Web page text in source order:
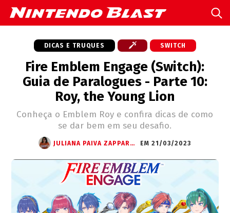
DICAS E TRUQUES SWITCH
Fire Emblem Engage (Switch):
Guia de Paralogues - Parte 10:
Roy, the Young Lion
Conheça o Emblem Roy e confira dicas de como
se dar bem em seu desafio.
JULIANA PAIVA ZAPPAROLI EM 21/03/2023